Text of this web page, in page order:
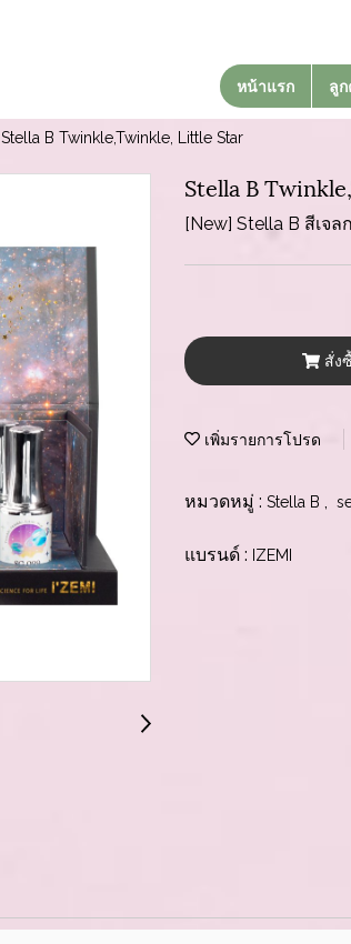
หน้าแรก ลู
Stella B Twinkle,Twinkle, Little Star
Stella B
[New] Stella B สีเจล
สั่ง
เพิ่มรายการโปรด
หมวดหมู่ : Stella B
แบรนด์ : IZEMI